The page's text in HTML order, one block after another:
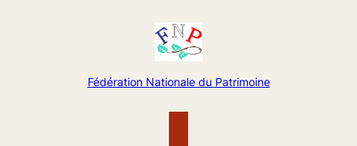
Fédération Nationale du Patrimoine